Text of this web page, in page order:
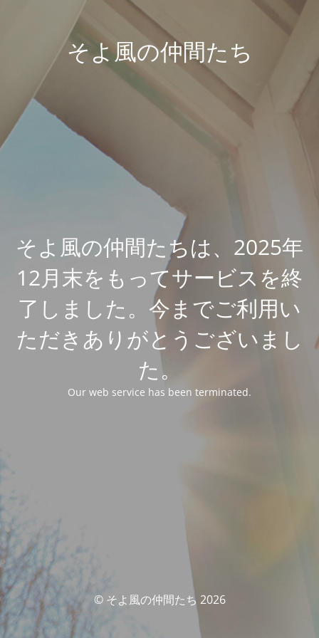
そよ風の仲間たち
そよ風の仲間たちは、2025年
12月末をもってサービスを終
了しました。今までご利用い
ただきありがとうございまし
た。
Our web service has been terminated.
© そよ風の仲間たち 2026